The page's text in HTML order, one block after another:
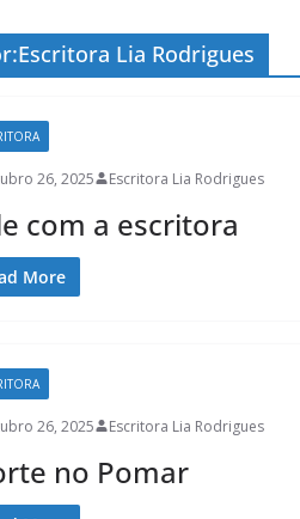
Escritora Lia Rodrigues
26, 2025 Escritora Lia Rodrigues
com a escritora
More
26, 2025 Escritora Lia Rodrigues
no Pomar